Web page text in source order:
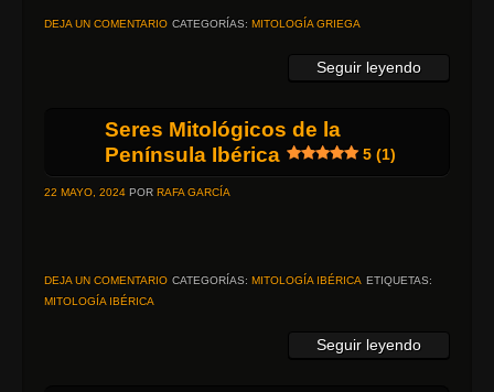
Seguir leyendo
DEJA UN COMENTARIO CATEGORÍAS: MITOLOGÍA GRIEGA
Seres Mitológicos de la
Península Ibérica
5 (1)
22 MAYO, 2024 POR RAFA GARCÍA
Seguir leyendo
DEJA UN COMENTARIO CATEGORÍAS: MITOLOGÍA IBÉRICA ETIQUETAS:
MITOLOGÍA IBÉRICA